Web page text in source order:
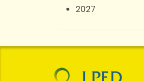
2027